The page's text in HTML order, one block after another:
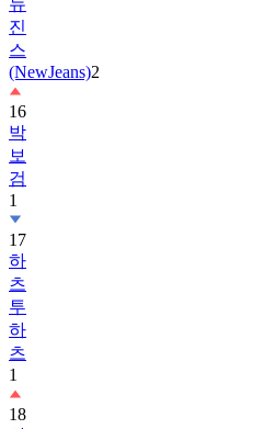
스
(NewJeans)
16
박
보
검
1
17
하
츠
투
하
츠
1
18
아
이